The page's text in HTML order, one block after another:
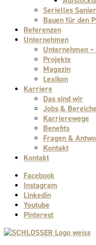
Serielles
Bauen für den
Referenzen
Unternehmen
Unternehmen
Projekte
Magazin
Lexikon
Karriere
Das sind wir
Jobs & Bereiche
Karrierewege
Benefits
Fragen &
Kontakt
Kontakt
Facebook
Instagram
Linkedin
Youtube
Pinterest